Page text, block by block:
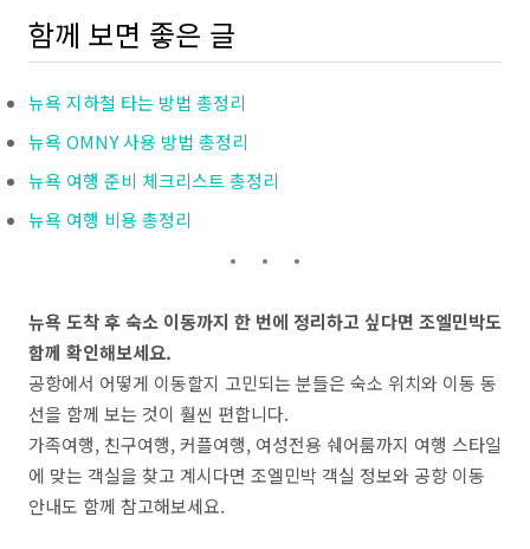
함께 보면 좋은 글
뉴욕 지하철 타는 방법 총정리
뉴욕 OMNY 사용 방법 총정리
뉴욕 여행 준비 체크리스트 총정리
뉴욕 여행 비용 총정리
뉴욕 도착 후 숙소 이동까지 한 번에 정리하고 싶다면 조엘민박도
함께 확인해보세요.
공항에서 어떻게 이동할지 고민되는 분들은 숙소 위치와 이동 동
선을 함께 보는 것이 훨씬 편합니다.
가족여행, 친구여행, 커플여행, 여성전용 쉐어룸까지 여행 스타일
에 맞는 객실을 찾고 계시다면 조엘민박 객실 정보와 공항 이동
안내도 함께 참고해보세요.